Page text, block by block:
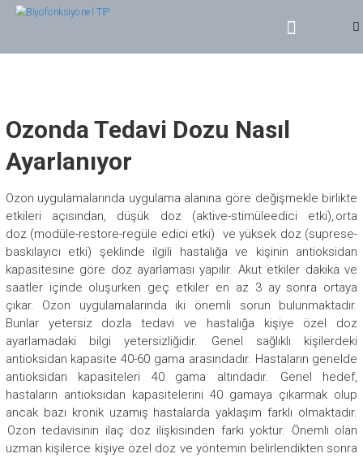
BIYOFONKSIYONEL TIP
Ozonda Tedavi Dozu Nasıl
Ayarlanıyor
Ozon uygulamalarında uygulama alanına göre değişmekle birlikte
etkileri açısından, düşük doz
(aktive-stimüleedici etki), orta
doz (modüle-restore-regüle edici etki) ve yüksek doz (suprese-
baskılayıcı etki) şeklinde ilgili hastalığa ve kişinin antioksidan
kapasitesine göre doz ayarlaması yapılır. Akut etkiler dakika ve
saatler içinde oluşurken geç etkiler en az 3 ay sonra ortaya
çıkar. Ozon uygulamalarında iki önemli sorun bulunmaktadır.
Bunlar yetersiz dozla tedavi ve hastalığa kişiye özel doz
ayarlamadaki bilgi yetersizliğidir. Genel sağlıklı kişilerdeki
antioksidan kapasite 40-60 gama arasındadır. Hastaların genelde
antioksidan kapasiteleri 40 gama altındadır. Genel hedef,
hastaların antioksidan kapasitelerini 40 gamaya çıkarmak olup
ancak bazı kronik uzamış hastalarda yaklaşım farklı olmaktadır.
Ozon tedavisinin ilaç doz ilişkisinden farkı yoktur. Önemli olan
uzman kişilerce kişiye özel doz ve yöntemin belirlendikten sonra